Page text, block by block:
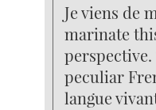
Je viens de
marinate
peculiar
langue